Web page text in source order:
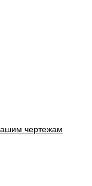
чертежам